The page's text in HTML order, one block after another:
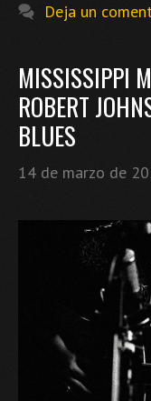
Deja un
MISSISSIPPI
ROBERT
BLUES
14 de marzo de